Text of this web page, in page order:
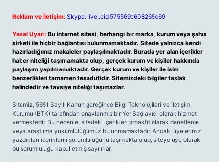
Reklam ve İletişim: Skype: live:.cid.575569c608265c69
Yasal Uyarı: Bu internet sitesi, herhangi bir marka, kurum veya şahıs
şirketi ile hiçbir bağlantısı bulunmamaktadır. Sitede yalnızca kendi
hazırladığımız makaleler paylaşılmaktadır. Burada yer alan içerikler
haber niteliği taşımamakta olup, gerçek kurum ve kişiler hakkında
paylaşım yapılmamaktadır. Gerçek kurum ve kişiler ile isim
benzerlikleri tamamen tesadüfidir. Sitemizdeki bilgiler taslak
halindedir ve tavsiye niteliği taşımazlar.
Sitemiz, 5651 Sayılı Kanun gereğince Bilgi Teknolojileri ve İletişim
Kurumu (BTK) tarafından onaylanmış bir Yer Sağlayıcı olarak hizmet
vermektedir. Bu nedenle, sitedeki içerikleri proaktif olarak denetleme
veya araştırma yükümlülüğümüz bulunmamaktadır. Ancak, üyelerimiz
yazdıkları içeriklerin sorumluluğunu taşımakta olup, siteye üye olarak
bu sorumluluğu kabul etmiş sayılırlar.